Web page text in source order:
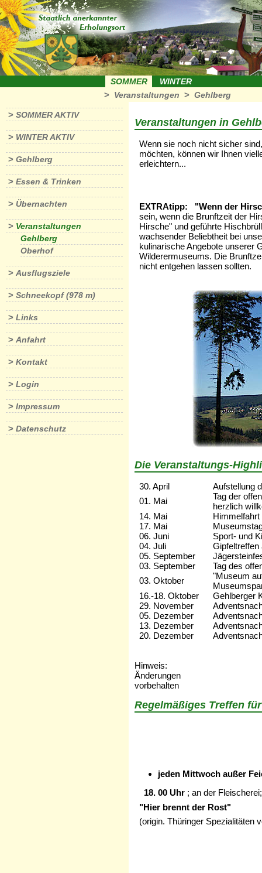
SOMMER WINTER
> Veranstaltungen > Gehlberg
> SOMMER AKTIV
> WINTER AKTIV
> Gehlberg
> Essen & Trinken
> Übernachten
> Veranstaltungen
Gehlberg
Oberhof
> Ausflugsziele
> Schneekopf (978 m)
> Links
> Anfahrt
> Kontakt
> Login
> Impressum
> Datenschutz
Veranstaltungen in
Wenn sie noch nicht sicher
möchten, können wir Ihnen
erleichtern...
EXTRAtipp: "Wenn der
sein, wenn die Brunftzeit der
Hirsche" und geführte
wachsender Beliebtheit bei
kulinarische Angebote unserer
Wilderermuseums. Die
nicht entgehen lassen sollten.
Die Veranstaltungs-
30. April
Aufstellung
01. Mai
Tag der
herzlich
14. Mai
17. Mai
06. Juni
Sport- und
04. Juli
05. September
03. September
Tag des
03. Oktober
"Museum
16.-18. Oktober
Gehlberger
29. November
05. Dezember
13. Dezember
20. Dezember
Hinweis:
Änderungen
vorbehalten
Regelmäßiges Treffen
jeden Mittwoch außer
18. 00 Uhr; an der
"Hier brennt der Rost"
(origin. Thüringer Spezialitäten